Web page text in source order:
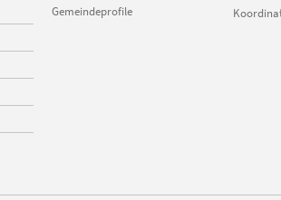
Gemeindeprofile